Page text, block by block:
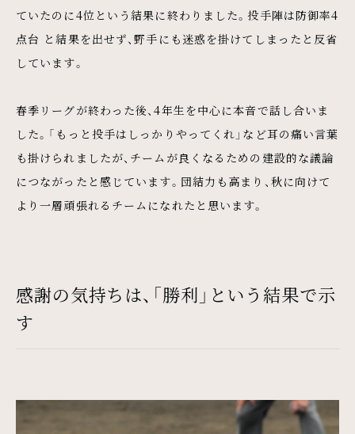
ていたのに4位という結果に終わりました。投手陣は防御率4
点台 と結果を出せず、野手にも迷惑を掛けてしまったと反省
しています。
春季リーグが終わった後、4年生を中心に本音で話し合いま
した。「もっと投手はしっかりやってくれ」など耳の痛い言葉
も掛けられましたが、チームが良くなるための建設的な議論
につながったと感じています。団結力も高まり、秋に向けて
より一層頑張れるチームになれたと思います。
感謝の気持ちは、「勝利」という結果で示
す